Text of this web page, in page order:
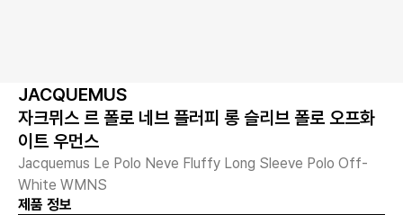
JACQUEMUS
자크뮈스 르 폴로 네브 플러피 롱 슬리브 폴로 오프화
이트 우먼스
Jacquemus Le Polo Neve Fluffy Long Sleeve Polo Off-
White WMNS
제품 정보